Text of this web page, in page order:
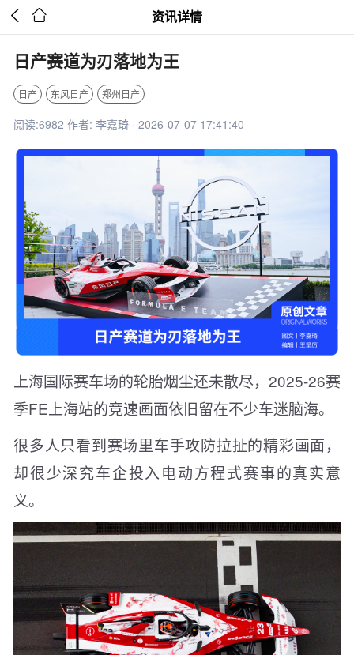
  资讯详情
日产赛道为刃落地为王
日产 东风日产 郑州日产
阅读:6982 作者: 李嘉琦 · 2026-07-07 17:41:40
上海国际赛车场的轮胎烟尘还未散尽，2025-26赛
季FE上海站的竞速画面依旧留在不少车迷脑海。
很多人只看到赛场里车手攻防拉扯的精彩画面，
却很少深究车企投入电动方程式赛事的真实意
义。